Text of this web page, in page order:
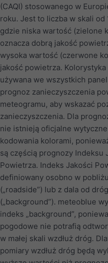
(CAQI) stosowanego w
roku. Jest to liczba w skali od
gdzie niska wartość (zielone
oznacza dobrą jakość
wysoka wartość (czerwone
jakość powietrza. Kolorystyka
używana we wszystkich
prognoz zanieczyszczenia
meteogramu, aby wskazać
zanieczyszczenia. Dla
nie istnieją oficjalne
kodowania kolorami,
są częścią prognozy Indeksu
Powietrza. Indeks Jakości
definiowany osobno w
(„roadside”) lub z dala od dróg
(„background”). meteoblue
indeks „background”,
pogodowe nie potrafią
w małej skali wzdłuż dróg.
pomiary wzdłuż dróg będą